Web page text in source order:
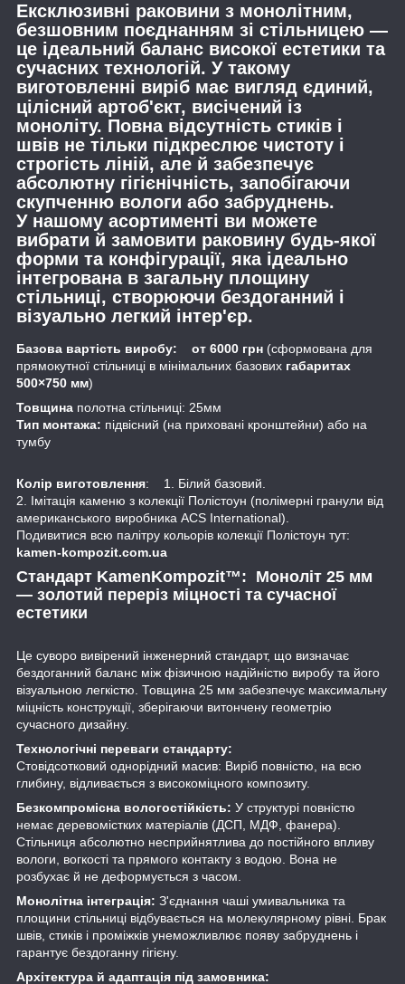
Ексклюзивні раковини з монолітним,
безшовним поєднанням зі стільницею —
це ідеальний баланс високої естетики та
сучасних технологій. У такому
виготовленні виріб має вигляд єдиний,
цілісний артоб'єкт, висічений із
моноліту. Повна відсутність стиків і
швів не тільки підкреслює чистоту і
строгість ліній, але й забезпечує
абсолютну гігієнічність, запобігаючи
скупченню вологи або забруднень.
У нашому асортименті ви можете
вибрати й замовити раковину будь-якої
форми та конфігурації, яка ідеально
інтегрована в загальну площину
стільниці, створюючи бездоганний і
візуально легкий інтер'єр.
Базова вартість виробу: от 6000 грн (сформована для
прямокутної стільниці в мінімальних базових габаритах
500×750 мм)
Товщина полотна стільниці: 25мм
Тип монтажа: підвісний (на приховані кронштейни) або на
тумбу
Колір виготовлення: 1. Білий базовий.
2. Імітація каменю з колекції Полістоун (полімерні гранули від
американського виробника ACS International).
Подивитися всю палітру кольорів колекції Полістоун тут:
kamen-kompozit.com.ua
Стандарт KamenKompozit™: Моноліт 25 мм
— золотий переріз міцності та сучасної
естетики
Це суворо вивірений інженерний стандарт, що визначає
бездоганний баланс між фізичною надійністю виробу та його
візуальною легкістю. Товщина 25 мм забезпечує максимальну
міцність конструкції, зберігаючи витончену геометрію
сучасного дизайну.
Технологічні переваги стандарту:
Стовідсотковий однорідний масив: Виріб повністю, на всю
глибину, відливається з високоміцного композиту.
Безкомпромісна вологостійкість: У структурі повністю
немає деревомістких матеріалів (ДСП, МДФ, фанера).
Стільниця абсолютно несприйнятлива до постійного впливу
вологи, вогкості та прямого контакту з водою. Вона не
розбухає й не деформується з часом.
Монолітна інтеграція: З'єднання чаші умивальника та
площини стільниці відбувається на молекулярному рівні. Брак
швів, стиків і проміжків унеможливлює появу забруднень і
гарантує бездоганну гігієну.
Архітектура й адаптація під замовника: